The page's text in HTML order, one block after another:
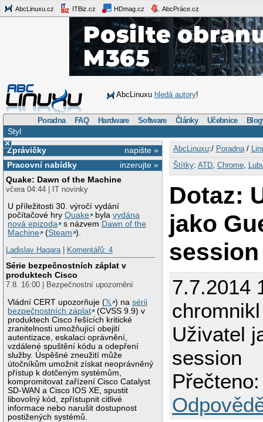
AbcLinuxu.cz ITBiz.cz HDmag.cz AbcPráce.cz
AbcLinuxu hledá autory!
Poradna FAQ Hardware Software Články Učebnice
Styl
×
napište »
Zprávičky
inzerujte »
Pracovní nabídky
Quake: Dawn of the Machine
včera 04:44 | IT novinky
U příležitosti 30. výročí vydání
počítačové hryQuake bylavydána
nová epizoda
s názvem Dawn of the
Machine
(Steam ).
Ladislav Hagara| Komentářů: 4
Série bezpečnostních záplat v
produktech Cisco
7.8. 16:00 | Bezpečnostní upozornění
Vládní CERT upozorňuje (𝕏 ) nasérii
bezpečnostních záplat
(CVSS 9.9) v
produktech Cisco řešících kritické
zranitelnosti umožňující obejití
autentizace, eskalaci oprávnění,
vzdálené spuštění kódu a odepření
služby. Úspěšné zneužití může
útočníkům umožnit získat neoprávněný
přístup k dotčeným systémům,
kompromitovat zařízení Cisco Catalyst
SD-WAN a Cisco IOS XE, spustit
libovolný kód, zpřístupnit citlivé
informace nebo narušit dostupnost
postižených systémů.
AbcLinuxu:/ Poradna/
Štítky: ATD, Chrome,
Dotaz:
jako
session
7.7.2014
chromnikl
Uživatel
session